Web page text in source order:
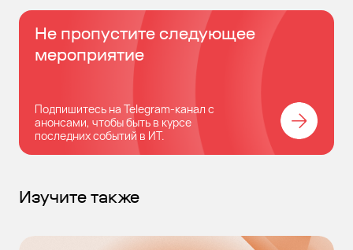
Не пропустите следующее
мероприятие
Подпишитесь на Telegram-канал с
анонсами, чтобы быть в курсе
последних событий в ИТ.
Изучите также